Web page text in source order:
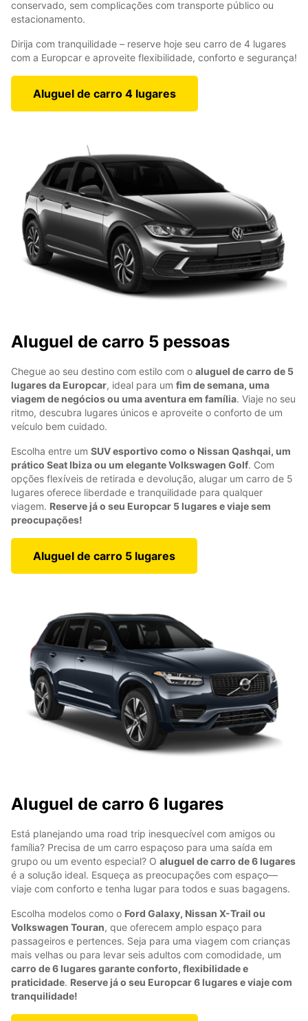
conservado, sem complicações com transporte público ou
estacionamento.
Dirija com tranquilidade – reserve hoje seu carro de 4 lugares
com a Europcar e aproveite flexibilidade, conforto e segurança!
Aluguel de carro 4 lugares
Aluguel de carro 5 pessoas
Chegue ao seu destino com estilo com o aluguel de carro de 5
lugares da Europcar, ideal para um fim de semana, uma
viagem de negócios ou uma aventura em família. Viaje no seu
ritmo, descubra lugares únicos e aproveite o conforto de um
veículo bem cuidado.
Escolha entre um SUV esportivo como o Nissan Qashqai, um
prático Seat Ibiza ou um elegante Volkswagen Golf. Com
opções flexíveis de retirada e devolução, alugar um carro de 5
lugares oferece liberdade e tranquilidade para qualquer
viagem. Reserve já o seu Europcar 5 lugares e viaje sem
preocupações!
Aluguel de carro 5 lugares
Aluguel de carro 6 lugares
Está planejando uma road trip inesquecível com amigos ou
família? Precisa de um carro espaçoso para uma saída em
grupo ou um evento especial? O aluguel de carro de 6 lugares
é a solução ideal. Esqueça as preocupações com espaço—
viaje com conforto e tenha lugar para todos e suas bagagens.
Escolha modelos como o Ford Galaxy, Nissan X-Trail ou
Volkswagen Touran, que oferecem amplo espaço para
passageiros e pertences. Seja para uma viagem com crianças
mais velhas ou para levar seis adultos com comodidade, um
carro de 6 lugares garante conforto, flexibilidade e
praticidade. Reserve já o seu Europcar 6 lugares e viaje com
tranquilidade!